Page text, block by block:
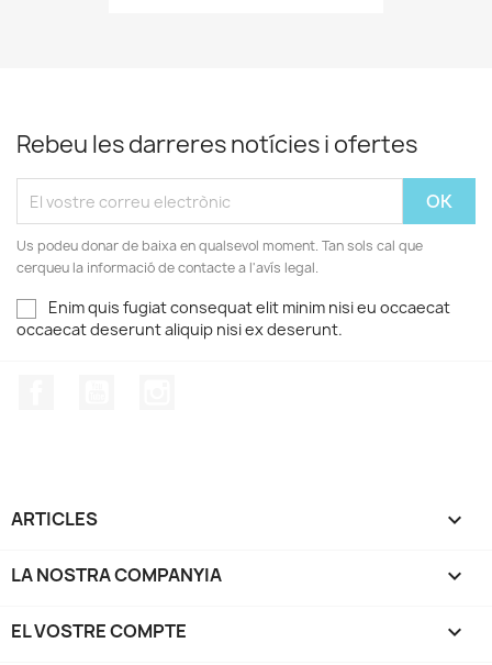
Rebeu les darreres notícies i ofertes
Us podeu donar de baixa en qualsevol moment. Tan sols cal que
cerqueu la informació de contacte a l'avís legal.
Enim quis fugiat consequat elit minim nisi eu occaecat
occaecat deserunt aliquip nisi ex deserunt.
ARTICLES 
LA NOSTRA COMPANYIA 
EL VOSTRE COMPTE 